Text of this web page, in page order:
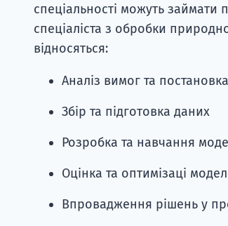
спеціальності можуть займати
спеціаліста з обробки
відносяться:
Аналіз вимог та
Збір та підготовка даних
Розробка та навчання
Оцінка та оптимізаці
Впровадження рішень у